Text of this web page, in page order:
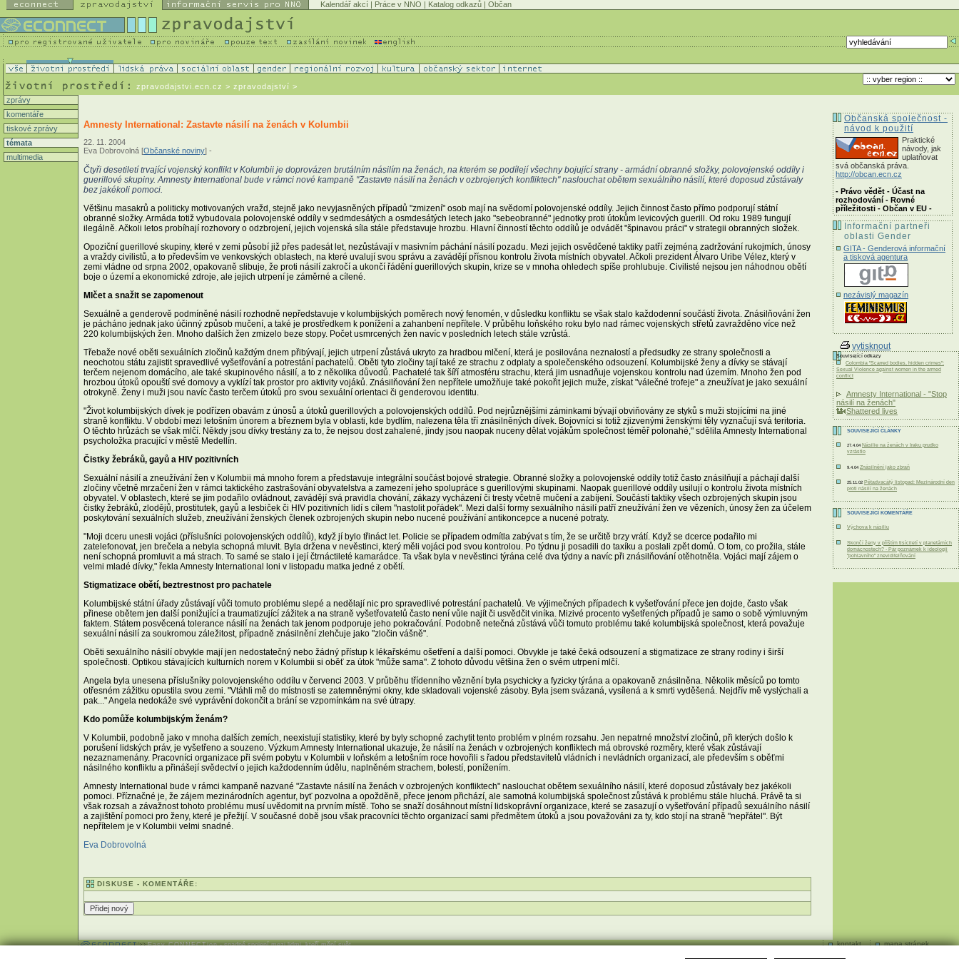
Kalendář akcí | Práce v NNO | Katalog odkazů | Občan
zpravodajstvi.ecn.cz > zpravodajství >
zprávy
komentáře
tiskové zprávy
témata
multimedia
Amnesty International: Zastavte násilí na ženách v Kolumbii
22. 11. 2004
Eva Dobrovolná [Občanské noviny] -
Čtyři desetiletí trvající vojenský konflikt v Kolumbii je doprovázen brutálním násilím na ženách, na kterém se podílejí všechny bojující strany - armádní obranné složky, polovojenské oddíly i
guerillové skupiny. Amnesty International bude v rámci nové kampaně "Zastavte násilí na ženách v ozbrojených konfliktech" naslouchat obětem sexuálního násilí, které doposud zůstávaly
bez jakékoli pomoci.
Většinu masakrů a politicky motivovaných vražd, stejně jako nevyjasněných případů "zmizení" osob mají na svědomí polovojenské oddíly. Jejich činnost často přímo podporují státní
obranné složky. Armáda totiž vybudovala polovojenské oddíly v sedmdesátých a osmdesátých letech jako "sebeobranné" jednotky proti útokům levicových guerill. Od roku 1989 fungují
ilegálně. Ačkoli letos probíhají rozhovory o odzbrojení, jejich vojenská síla stále představuje hrozbu. Hlavní činností těchto oddílů je odvádět "špinavou práci" v strategii obranných složek.
Opoziční guerillové skupiny, které v zemi působí již přes padesát let, nezůstávají v masivním páchání násilí pozadu. Mezi jejich osvědčené taktiky patří zejména zadržování rukojmích, únosy
a vraždy civilistů, a to především ve venkovských oblastech, na které uvalují svou správu a zavádějí přísnou kontrolu života místních obyvatel. Ačkoli prezident Álvaro Uribe Vélez, který v
zemi vládne od srpna 2002, opakovaně slibuje, že proti násilí zakročí a ukončí řádění guerillových skupin, krize se v mnoha ohledech spíše prohlubuje. Civilisté nejsou jen náhodnou obětí
boje o území a ekonomické zdroje, ale jejich utrpení je záměrné a cílené.
Mlčet a snažit se zapomenout
Sexuálně a genderově podmíněné násilí rozhodně nepředstavuje v kolumbijských poměrech nový fenomén, v důsledku konfliktu se však stalo každodenní součástí života. Znásilňování žen
je pácháno jednak jako účinný způsob mučení, a také je prostředkem k ponížení a zahanbení nepřítele. V průběhu loňského roku bylo nad rámec vojenských střetů zavražděno více než
220 kolumbijských žen. Mnoho dalších žen zmizelo beze stopy. Počet usmrcených žen navíc v posledních letech stále vzrůstá.
Třebaže nové oběti sexuálních zločinů každým dnem přibývají, jejich utrpení zůstává ukryto za hradbou mlčení, která je posilována neznalostí a předsudky ze strany společnosti a
neochotou státu zajistit spravedlivé vyšetřování a potrestání pachatelů. Oběti tyto zločiny tají také ze strachu z odplaty a společenského odsouzení. Kolumbijské ženy a dívky se stávají
terčem nejenom domácího, ale také skupinového násilí, a to z několika důvodů. Pachatelé tak šíří atmosféru strachu, která jim usnadňuje vojenskou kontrolu nad územím. Mnoho žen pod
hrozbou útoků opouští své domovy a vyklízí tak prostor pro aktivity vojáků. Znásilňování žen nepřítele umožňuje také pokořit jejich muže, získat "válečné trofeje" a zneužívat je jako sexuální
otrokyně. Ženy i muži jsou navíc často terčem útoků pro svou sexuální orientaci či genderovou identitu.
"Život kolumbijských dívek je podřízen obavám z únosů a útoků guerillových a polovojenských oddílů. Pod nejrůznějšími záminkami bývají obviňovány ze styků s muži stojícími na jiné
straně konfliktu. V období mezi letošním únorem a březnem byla v oblasti, kde bydlím, nalezena těla tří znásilněných dívek. Bojovníci si totiž zjizvenými ženskými těly vyznačují svá teritoria.
O těchto hrůzách se však mlčí. Někdy jsou dívky trestány za to, že nejsou dost zahalené, jindy jsou naopak nuceny dělat vojákům společnost téměř polonahé," sdělila Amnesty International
psycholožka pracující v městě Medellín.
Čistky žebráků, gayů a HIV pozitivních
Sexuální násilí a zneužívání žen v Kolumbii má mnoho forem a představuje integrální součást bojové strategie. Obranné složky a polovojenské oddíly totiž často znásilňují a páchají další
zločiny včetně mrzačení žen v rámci taktického zastrašování obyvatelstva a zamezení jeho spolupráce s guerillovými skupinami. Naopak guerillové oddíly usilují o kontrolu života místních
obyvatel. V oblastech, které se jim podařilo ovládnout, zavádějí svá pravidla chování, zákazy vycházení či tresty včetně mučení a zabíjení. Součástí taktiky všech ozbrojených skupin jsou
čistky žebráků, zlodějů, prostitutek, gayů a lesbiček či HIV pozitivních lidí s cílem "nastolit pořádek". Mezi další formy sexuálního násilí patří zneužívání žen ve vězeních, únosy žen za účelem
poskytování sexuálních služeb, zneužívání ženských členek ozbrojených skupin nebo nucené používání antikoncepce a nucené potraty.
"Moji dceru unesli vojáci (příslušníci polovojenských oddílů), když jí bylo třináct let. Policie se případem odmítla zabývat s tím, že se určitě brzy vrátí. Když se dcerce podařilo mi
zatelefonovat, jen brečela a nebyla schopná mluvit. Byla držena v nevěstinci, který měli vojáci pod svou kontrolou. Po týdnu ji posadili do taxíku a poslali zpět domů. O tom, co prožila, stále
není schopná promluvit a má strach. To samé se stalo i její čtrnáctileté kamarádce. Ta však byla v nevěstinci týrána celé dva týdny a navíc při znásilňování otěhotněla. Vojáci mají zájem o
velmi mladé dívky," řekla Amnesty International loni v listopadu matka jedné z obětí.
Stigmatizace obětí, beztrestnost pro pachatele
Kolumbijské státní úřady zůstávají vůči tomuto problému slepé a nedělají nic pro spravedlivé potrestání pachatelů. Ve výjimečných případech k vyšetřování přece jen dojde, často však
přinese obětem jen další ponižující a traumatizující zážitek a na straně vyšetřovatelů často není vůle najít či usvědčit viníka. Mizivé procento vyšetřených případů je samo o sobě výmluvným
faktem. Státem posvěcená tolerance násilí na ženách tak jenom podporuje jeho pokračování. Podobně netečná zůstává vůči tomuto problému také kolumbijská společnost, která považuje
sexuální násilí za soukromou záležitost, případně znásilnění zlehčuje jako "zločin vášně".
Oběti sexuálního násilí obvykle mají jen nedostatečný nebo žádný přístup k lékařskému ošetření a další pomoci. Obvykle je také čeká odsouzení a stigmatizace ze strany rodiny i širší
společnosti. Optikou stávajících kulturních norem v Kolumbii si oběť za útok "může sama". Z tohoto důvodu většina žen o svém utrpení mlčí.
Angela byla unesena příslušníky polovojenského oddílu v červenci 2003. V průběhu třídenního věznění byla psychicky a fyzicky týrána a opakovaně znásilněna. Několik měsíců po tomto
otřesném zážitku opustila svou zemi. "Vtáhli mě do místnosti se zatemněnými okny, kde skladovali vojenské zásoby. Byla jsem svázaná, vysílená a k smrti vyděšená. Nejdřív mě vyslýchali a
pak..." Angela nedokáže své vyprávění dokončit a brání se vzpomínkám na své útrapy.
Kdo pomůže kolumbijským ženám?
V Kolumbii, podobně jako v mnoha dalších zemích, neexistují statistiky, které by byly schopné zachytit tento problém v plném rozsahu. Jen nepatrné množství zločinů, při kterých došlo k
porušení lidských práv, je vyšetřeno a souzeno. Výzkum Amnesty International ukazuje, že násilí na ženách v ozbrojených konfliktech má obrovské rozměry, které však zůstávají
nezaznamenány. Pracovníci organizace při svém pobytu v Kolumbii v loňském a letošním roce hovořili s řadou představitelů vládních i nevládních organizací, ale především s oběťmi
násilného konfliktu a přinášejí svědectví o jejich každodenním údělu, naplněném strachem, bolestí, ponížením.
Amnesty International bude v rámci kampaně nazvané "Zastavte násilí na ženách v ozbrojených konfliktech" naslouchat obětem sexuálního násilí, které doposud zůstávaly bez jakékoli
pomoci. Příznačné je, že zájem mezinárodních agentur, byť pozvolna a opožděně, přece jenom přichází, ale samotná kolumbijská společnost zůstává k problému stále hluchá. Právě ta si
však rozsah a závažnost tohoto problému musí uvědomit na prvním místě. Toho se snaží dosáhnout místní lidskoprávní organizace, které se zasazují o vyšetřování případů sexuálního násilí
a zajištění pomoci pro ženy, které je přežijí. V současné době jsou však pracovníci těchto organizací sami předmětem útoků a jsou považováni za ty, kdo stojí na straně "nepřátel". Být
nepřítelem je v Kolumbii velmi snadné.
Eva Dobrovolná
DISKUSE - KOMENTÁŘE:
Občanská společnost -
návod k použití
Praktické
návody, jak
uplatňovat
svá občanská práva.
http://obcan.ecn.cz
- Právo vědět - Účast na
rozhodování - Rovné
příležitosti - Občan v EU -
Informační partneři
oblasti Gender
GITA - Genderová informační
a tisková agentura
nezávislý magazín
vytisknout
Související odkazy
Colombia "Scarred bodies, hidden crimes":
Sexual Violence against women in the armed
conflict
Amnesty International - "Stop
násilí na ženách"
Shattered lives
SOUVISEJÍCÍ ČLÁNKY
27.4.04 Násilie na ženách v Iraku prudko
vzrástlo
9.4.04 Znásilnění jako zbraň
25.11.02 Pětadvacátý listopad: Mezinárodní den
proti násilí na ženách
SOUVISEJÍCÍ KOMENTÁŘE
Výchova k násiliu
Skončí ženy v příštím tisíciletí v planetárních
domácnostech? - Pár poznámek k ideologii
"pohlavního" zneviditelňování
kontakt mapa stránek
Easy CONNECTion- snadné spojení mezi lidmi, kteří mění svět